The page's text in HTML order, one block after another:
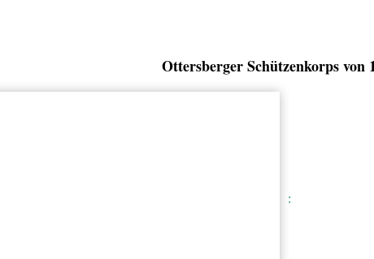
Ottersberger Schützenkorps von
: